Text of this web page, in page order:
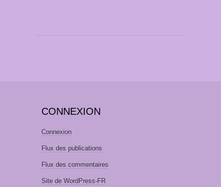
CONNEXION
Connexion
Flux des publications
Flux des commentaires
Site de WordPress-FR